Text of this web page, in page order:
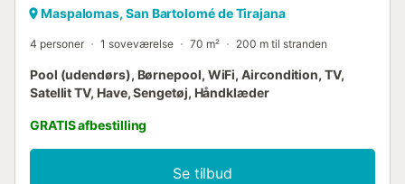
Maspalomas, San Bartolomé de Tirajana
4 personer 1 soveværelse 70 m² 200 m til stranden
Pool (udendørs), Børnepool, WiFi, Aircondition, TV,
Satellit TV, Have, Sengetøj, Håndklæder
GRATIS afbestilling
Se tilbud